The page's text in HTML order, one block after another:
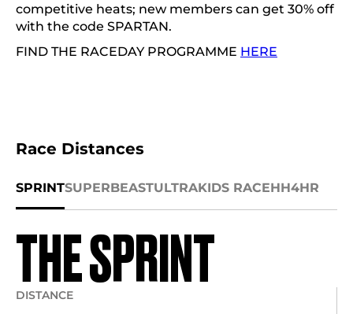
competitive heats; new members can get 30% off
with the code SPARTAN.
FIND THE RACEDAY PROGRAMME HERE
Race Distances
SPRINTSUPERBEASTULTRAKIDS RACEHH4HR
THE SPRINT
DISTANCE